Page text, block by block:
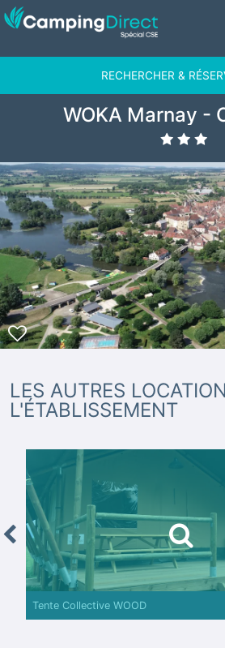
RECHERCHER &
WOKA Marnay -
LES AUTRES
L'ÉTABLISSEMENT
Tente Collective WOOD